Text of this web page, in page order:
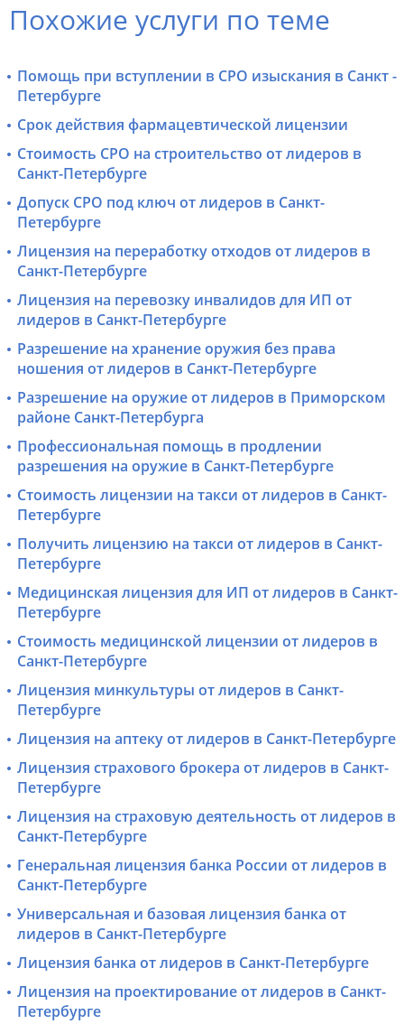
Похожие услуги по теме
Помощь при вступлении в СРО изыскания в Санкт -
Петербурге
Срок действия фармацевтической лицензии
Стоимость СРО на строительство от лидеров в
Санкт-Петербурге
Допуск СРО под ключ от лидеров в Санкт-
Петербурге
Лицензия на переработку отходов от лидеров в
Санкт-Петербурге
Лицензия на перевозку инвалидов для ИП от
лидеров в Санкт-Петербурге
Разрешение на хранение оружия без права
ношения от лидеров в Санкт-Петербурге
Разрешение на оружие от лидеров в Приморском
районе Санкт-Петербурга
Профессиональная помощь в продлении
разрешения на оружие в Санкт-Петербурге
Стоимость лицензии на такси от лидеров в Санкт-
Петербурге
Получить лицензию на такси от лидеров в Санкт-
Петербурге
Медицинская лицензия для ИП от лидеров в Санкт-
Петербурге
Стоимость медицинской лицензии от лидеров в
Санкт-Петербурге
Лицензия минкультуры от лидеров в Санкт-
Петербурге
Лицензия на аптеку от лидеров в Санкт-Петербурге
Лицензия страхового брокера от лидеров в Санкт-
Петербурге
Лицензия на страховую деятельность от лидеров в
Санкт-Петербурге
Генеральная лицензия банка России от лидеров в
Санкт-Петербурге
Универсальная и базовая лицензия банка от
лидеров в Санкт-Петербурге
Лицензия банка от лидеров в Санкт-Петербурге
Лицензия на проектирование от лидеров в Санкт-
Петербурге